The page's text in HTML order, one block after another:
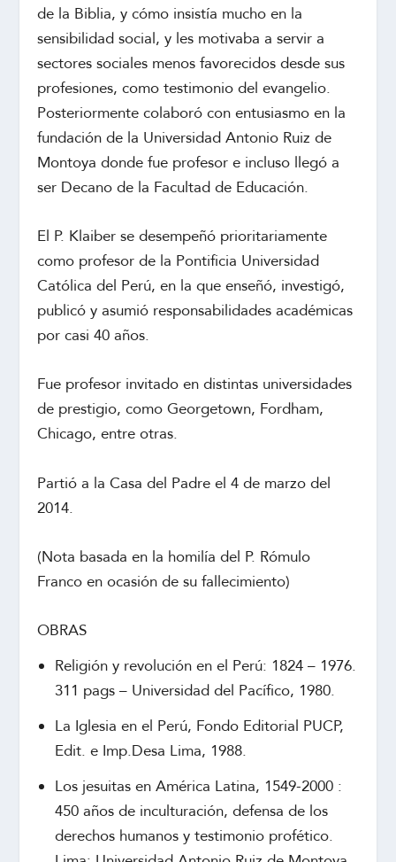
de la Biblia, y cómo insistía mucho en la
sensibilidad social, y les motivaba a servir a
sectores sociales menos favorecidos desde sus
profesiones, como testimonio del evangelio.
Posteriormente colaboró con entusiasmo en la
fundación de la Universidad Antonio Ruiz de
Montoya donde fue profesor e incluso llegó a
ser Decano de la Facultad de Educación.
El P. Klaiber se desempeñó prioritariamente
como profesor de la Pontificia Universidad
Católica del Perú, en la que enseñó, investigó,
publicó y asumió responsabilidades académicas
por casi 40 años.
Fue profesor invitado en distintas universidades
de prestigio, como Georgetown, Fordham,
Chicago, entre otras.
Partió a la Casa del Padre el 4 de marzo del
2014.
(Nota basada en la homilía del P. Rómulo
Franco en ocasión de su fallecimiento)
OBRAS
Religión y revolución en el Perú: 1824 – 1976.
311 pags – Universidad del Pacífico, 1980.
La Iglesia en el Perú, Fondo Editorial PUCP,
Edit. e Imp.Desa Lima, 1988.
Los jesuitas en América Latina, 1549-2000 :
450 años de inculturación, defensa de los
derechos humanos y testimonio profético.